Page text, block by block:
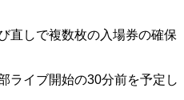
直しで複数枚の入場券の確保
ライブ開始の30分前を予定し